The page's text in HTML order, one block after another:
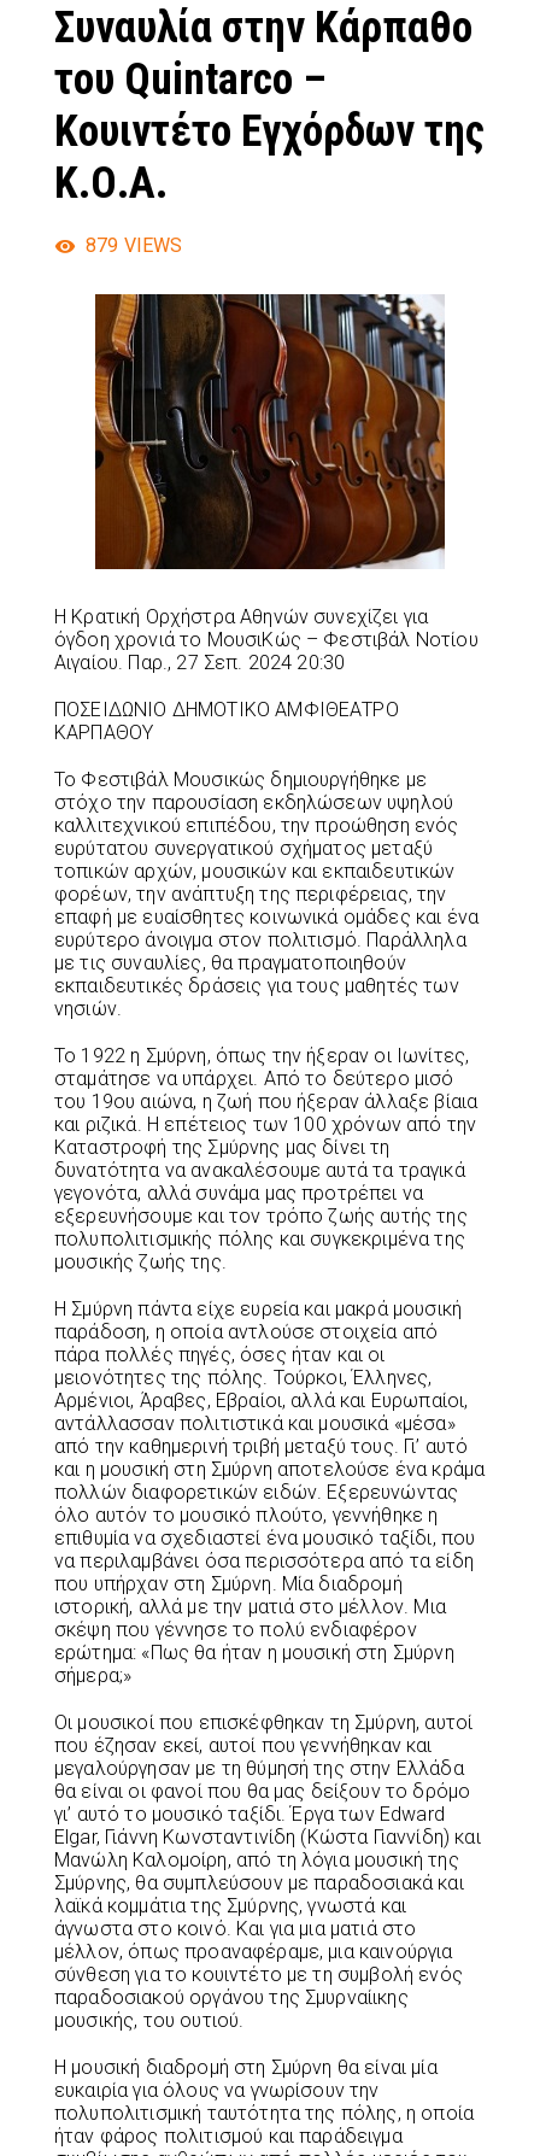
Συναυλία στην Κάρπαθο
του Quintarco –
Κουιντέτο Εγχόρδων της
Κ.Ο.Α.
879 VIEWS
Η Κρατική Ορχήστρα Αθηνών συνεχίζει για
όγδοη χρονιά το ΜουσιΚώς – Φεστιβάλ Νοτίου
Αιγαίου. Παρ., 27 Σεπ. 2024 20:30
ΠΟΣΕΙΔΩΝΙΟ ΔΗΜΟΤΙΚΟ ΑΜΦΙΘΕΑΤΡΟ
ΚΑΡΠΑΘΟΥ
Το Φεστιβάλ Μουσικώς δημιουργήθηκε με
στόχο την παρουσίαση εκδηλώσεων υψηλού
καλλιτεχνικού επιπέδου, την προώθηση ενός
ευρύτατου συνεργατικού σχήματος μεταξύ
τοπικών αρχών, μουσικών και εκπαιδευτικών
φορέων, την ανάπτυξη της περιφέρειας, την
επαφή με ευαίσθητες κοινωνικά ομάδες και ένα
ευρύτερο άνοιγμα στον πολιτισμό. Παράλληλα
με τις συναυλίες, θα πραγματοποιηθούν
εκπαιδευτικές δράσεις για τους μαθητές των
νησιών.
Το 1922 η Σμύρνη, όπως την ήξεραν οι Ιωνίτες,
σταμάτησε να υπάρχει. Από το δεύτερο μισό
του 19ου αιώνα, η ζωή που ήξεραν άλλαξε βίαια
και ριζικά. Η επέτειος των 100 χρόνων από την
Καταστροφή της Σμύρνης μας δίνει τη
δυνατότητα να ανακαλέσουμε αυτά τα τραγικά
γεγονότα, αλλά συνάμα μας προτρέπει να
εξερευνήσουμε και τον τρόπο ζωής αυτής της
πολυπολιτισμικής πόλης και συγκεκριμένα της
μουσικής ζωής της.
Η Σμύρνη πάντα είχε ευρεία και μακρά μουσική
παράδοση, η οποία αντλούσε στοιχεία από
πάρα πολλές πηγές, όσες ήταν και οι
μειονότητες της πόλης. Τούρκοι, Έλληνες,
Αρμένιοι, Άραβες, Εβραίοι, αλλά και Ευρωπαίοι,
αντάλλασσαν πολιτιστικά και μουσικά «μέσα»
από την καθημερινή τριβή μεταξύ τους. Γι’ αυτό
και η μουσική στη Σμύρνη αποτελούσε ένα κράμα
πολλών διαφορετικών ειδών. Εξερευνώντας
όλο αυτόν το μουσικό πλούτο, γεννήθηκε η
επιθυμία να σχεδιαστεί ένα μουσικό ταξίδι, που
να περιλαμβάνει όσα περισσότερα από τα είδη
που υπήρχαν στη Σμύρνη. Μία διαδρομή
ιστορική, αλλά με την ματιά στο μέλλον. Μια
σκέψη που γέννησε το πολύ ενδιαφέρον
ερώτημα: «Πως θα ήταν η μουσική στη Σμύρνη
σήμερα;»
Οι μουσικοί που επισκέφθηκαν τη Σμύρνη, αυτοί
που έζησαν εκεί, αυτοί που γεννήθηκαν και
μεγαλούργησαν με τη θύμησή της στην Ελλάδα
θα είναι οι φανοί που θα μας δείξουν το δρόμο
γι’ αυτό το μουσικό ταξίδι. Έργα των Edward
Elgar, Γιάννη Κωνσταντινίδη (Κώστα Γιαννίδη) και
Μανώλη Καλομοίρη, από τη λόγια μουσική της
Σμύρνης, θα συμπλεύσουν με παραδοσιακά και
λαϊκά κομμάτια της Σμύρνης, γνωστά και
άγνωστα στο κοινό. Και για μια ματιά στο
μέλλον, όπως προαναφέραμε, μια καινούργια
σύνθεση για το κουιντέτο με τη συμβολή ενός
παραδοσιακού οργάνου της Σμυρναίικης
μουσικής, του ουτιού.
Η μουσική διαδρομή στη Σμύρνη θα είναι μία
ευκαιρία για όλους να γνωρίσουν την
πολυπολιτισμική ταυτότητα της πόλης, η οποία
ήταν φάρος πολιτισμού και παράδειγμα